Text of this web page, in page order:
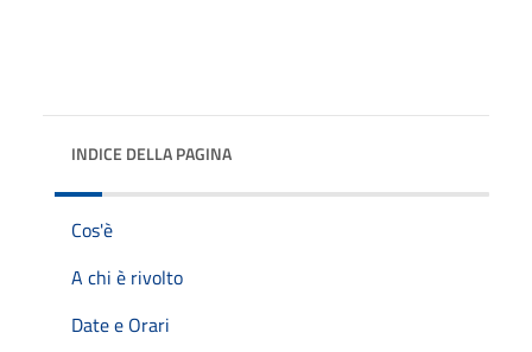
INDICE DELLA PAGINA
Cos'è
A chi è rivolto
Date e Orari